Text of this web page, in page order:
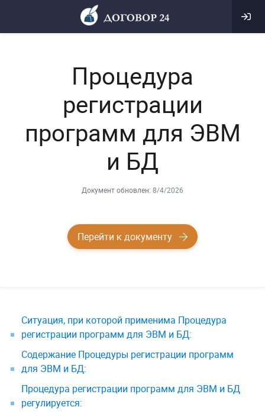
Процедура
регистрации
программ для ЭВМ
и БД
Документ обновлен: 8/4/2026
Перейти к документу
Ситуация, при которой применима Процедура
регистрации программ для ЭВМ и БД:
Содержание Процедуры регистрации программ
для ЭВМ и БД:
Процедура регистрации программ для ЭВМ и БД
регулируется: